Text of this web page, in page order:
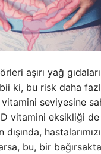
aşırı yağ
ki, bu risk daha
seviyesine
vitamini eksikliği
bu, bir